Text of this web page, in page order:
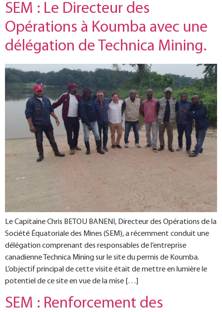
SEM : Le Directeur des
Opérations à Koumba avec une
délégation de Technica Mining.
Le Capitaine Chris BETOU BANENI, Directeur des Opérations de la
Société Équatoriale des Mines (SEM), a récemment conduit une
délégation comprenant des responsables de l’entreprise
canadienne Technica Mining sur le site du permis de Koumba.
L’objectif principal de cette visite était de mettre en lumière le
potentiel de ce site en vue de la mise […]
SEM : Renforcement des